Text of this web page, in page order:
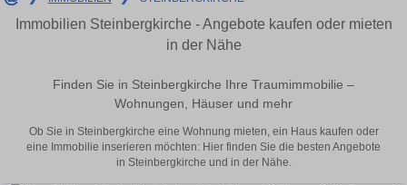
Immobilien Steinbergkirche - Angebote kaufen oder mieten
in der Nähe
Finden Sie in Steinbergkirche Ihre Traumimmobilie –
Wohnungen, Häuser und mehr
Ob Sie in Steinbergkirche eine Wohnung mieten, ein Haus kaufen oder
eine Immobilie inserieren möchten: Hier finden Sie die besten Angebote
in Steinbergkirche und in der Nähe.